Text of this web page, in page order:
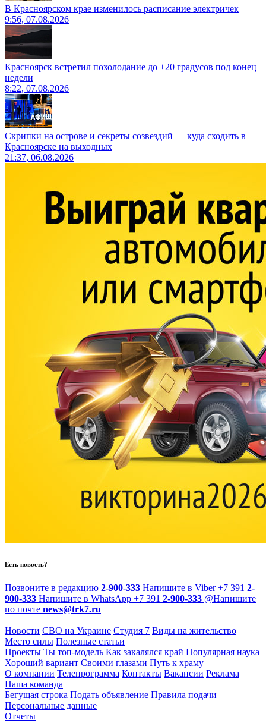
В Красноярском крае изменилось расписание электричек
9:56, 07.08.2026
Красноярск встретил похолодание до +20 градусов под конец
недели
8:22, 07.08.2026
Скрипки на острове и секреты созвездий — куда сходить в
Красноярске на выходных
21:37, 06.08.2026
Есть новость?
Позвоните в редакцию 2-900-333 Напишите в Viber +7 391 2-
900-333 Напишите в WhatsApp +7 391 2-900-333 @Напишите
по почте news@trk7.ru
Новости СВО на Украине Студия 7 Виды на жительство
Место силы Полезные статьи
Проекты Ты топ-модель Как закалялся край Популярная наука
Хороший вариант Своими глазами Путь к храму
О компании Телепрограмма Контакты Вакансии Реклама
Наша команда
Бегущая строка Подать объявление Правила подачи
Персональные данные
Отчеты